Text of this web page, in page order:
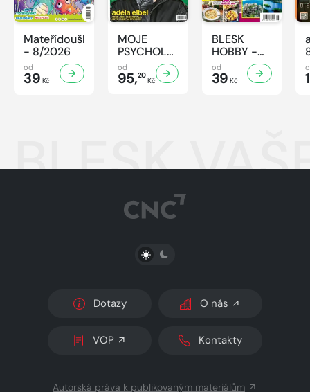
Mateřídouška
- 8/2026
od
39 Kč
MOJE
PSYCHOLOGIE
- 8/2026
od
95,20
Kč
BLESK
HOBBY -
8/2026
od
39 Kč
BLESK
PŘEPNOUT SVĚTLÝ/TMAVÝ REŽIM
Dotazy O nás
VOP Kontakty
Autorská práva k publikovaným materiálům